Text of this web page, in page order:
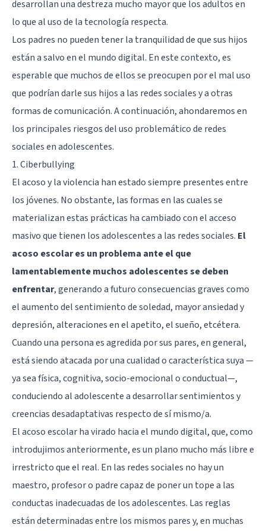
desarrollan una destreza mucho mayor que los adultos en
lo que al uso de la tecnología respecta.
Los padres no pueden tener la tranquilidad de que sus hijos
están a salvo en el mundo digital. En este contexto, es
esperable que muchos de ellos se preocupen por el mal uso
que podrían darle sus hijos a las redes sociales y a otras
formas de comunicación. A continuación, ahondaremos en
los principales riesgos del uso problemático de redes
sociales en adolescentes.
1. Ciberbullying
El acoso y la violencia han estado siempre presentes entre
los jóvenes. No obstante, las formas en las cuales se
materializan estas prácticas ha cambiado con el acceso
masivo que tienen los adolescentes a las redes sociales. El
acoso escolares un problema ante el que
lamentablemente muchos adolescentes se deben
enfrentar, generando a futuro consecuencias graves como
el aumento del sentimiento de soledad, mayor ansiedad y
depresión, alteraciones en el apetito, el sueño, etcétera.
Cuando una persona es agredida por sus pares, en general,
está siendo atacada por una cualidad o característica suya —
ya sea física, cognitiva, socio-emocional o conductual—,
conduciendo al adolescente a desarrollar sentimientos y
creencias desadaptativas respecto de sí mismo/a.
El acoso escolar ha virado hacia el mundo digital, que, como
introdujimos anteriormente, es un plano mucho más libre e
irrestricto que el real. En las redes sociales no hay un
maestro, profesor o padre capaz de poner un tope a las
conductas inadecuadas de los adolescentes. Las reglas
están determinadas entre los mismos pares y, en muchas